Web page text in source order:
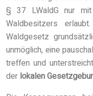
§ 37 LWaldG nur mit
Waldbesitzers
Waldgesetz
unmöglich, eine
treffen und
der lokalen